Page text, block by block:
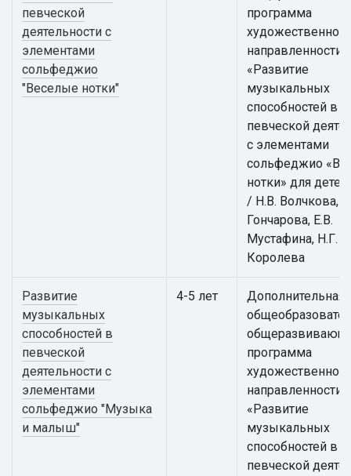
певческой
деятельности с
элементами
сольфеджио
"Веселые нотки"
программа
художественной
направленности
«Развитие
музыкальных
способностей в
певческой
с элементами
сольфеджио
нотки» для
/ Н.В. Волчкова,
Гончарова, Е.В.
Мустафина, Н.Г.
Королева
Развитие
музыкальных
способностей в
певческой
деятельности с
элементами
сольфеджио "Музыка
и малыш"
4-5 лет
Дополнительная
программа
художественной
направленности
«Развитие
музыкальных
способностей в
певческой